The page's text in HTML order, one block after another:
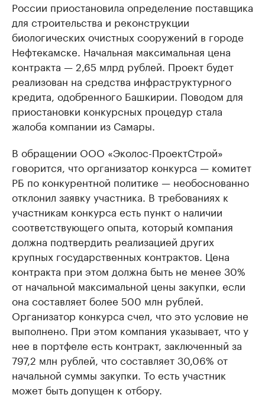
России приостановила определение поставщика
для строительства и реконструкции
биологических очистных сооружений в городе
Нефтекамске. Начальная максимальная цена
контракта — 2,65 млрд рублей. Проект будет
реализован на средства инфраструктурного
кредита, одобренного Башкирии. Поводом для
приостановки конкурсных процедур стала
жалоба компании из Самары.
В обращении ООО «Эколос-ПроектСтрой»
говорится, что организатор конкурса — комитет
РБ по конкурентной политике — необоснованно
отклонил заявку участника. В требованиях к
участникам конкурса есть пункт о наличии
соответствующего опыта, который компания
должна подтвердить реализацией других
крупных государственных контрактов. Цена
контракта при этом должна быть не менее 30%
от начальной максимальной цены закупки, если
она составляет более 500 млн рублей.
Организатор конкурса счел, что это условие не
выполнено. При этом компания указывает, что у
нее в портфеле есть контракт, заключенный за
797,2 млн рублей, что составляет 30,06% от
начальной суммы закупки. То есть участник
может быть допущен к отбору.